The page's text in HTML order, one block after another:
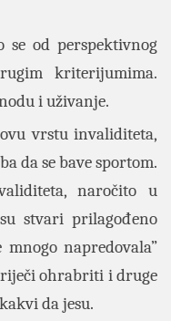
se od perspektivnog
kriterijumima.
i uživanje.
vrstu invaliditeta,
da se bave sportom.
naročito u
stvari prilagođeno
napredovala”
ohrabriti i druge
da jesu.